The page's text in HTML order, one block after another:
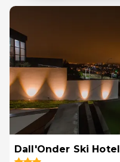
Dall'Onder Ski Hotel